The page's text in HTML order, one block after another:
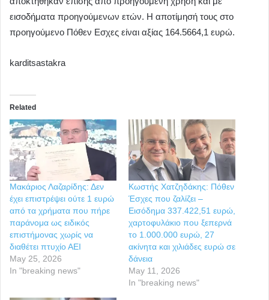
εισοδήματα προηγούμενων ετών. Η αποτίμησή τους στο
προηγούμενο Πόθεν Εσχες είναι αξίας 164.5664,1 ευρώ.
karditsastakra
Related
Μακάριος Λαζαρίδης: Δεν
έχει επιστρέψει ούτε 1 ευρώ
από τα χρήματα που πήρε
παράνομα ως ειδικός
επιστήμονας χωρίς να
διαθέτει πτυχίο ΑΕΙ
May 25, 2026
In "breaking news"
Κωστής Χατζηδάκης: Πόθεν
Έσχες που ζαλίζει –
Εισόδημα 337.422,51 ευρώ,
χαρτοφυλάκιο που ξεπερνά
το 1.000.000 ευρώ, 27
ακίνητα και χιλιάδες ευρώ σε
δάνεια
May 11, 2026
In "breaking news"